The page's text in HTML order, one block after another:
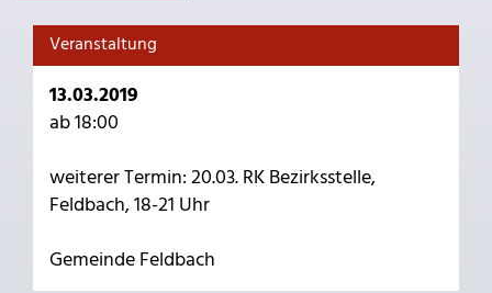
Veranstaltung
13.03.2019
ab 18:00
weiterer Termin: 20.03. RK Bezirksstelle,
Feldbach, 18-21 Uhr
Gemeinde Feldbach